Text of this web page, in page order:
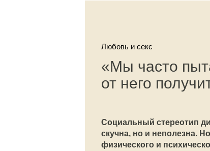
Любовь и секс
«Мы часто
от него
Социальный стереотип
скучна, но и неполезна.
физического и